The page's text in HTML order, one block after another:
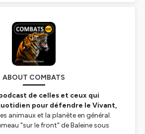
ABOUT COMBATS
de celles et ceux qui
pour défendre le Vivant,
animaux et la planète en général.
"sur le front" de Baleine sous